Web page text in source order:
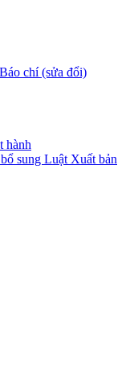
chí (sửa đổi)
hành
sung Luật Xuất bản